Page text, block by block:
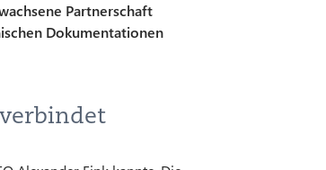
Partnerschaft
Dokumentationen